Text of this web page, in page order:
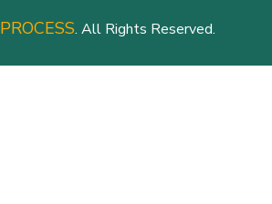
PROCESS. All Rights Reserved.